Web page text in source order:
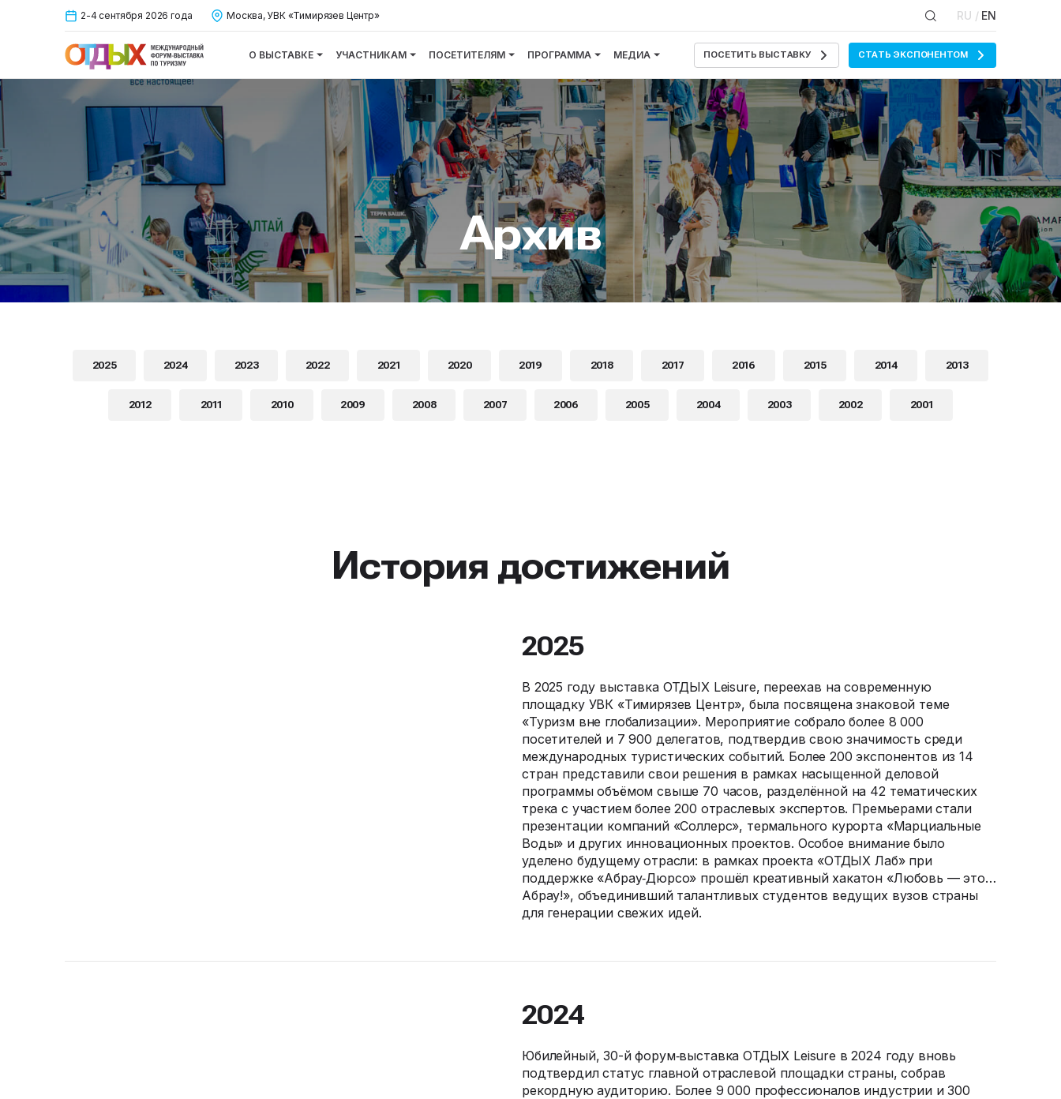
RU / EN
О ВЫСТАВКЕ УЧАСТНИКАМ ПОСЕТИТЕЛЯМ ПРОГРАММА МЕДИА
2-4 сентября 2026 года Москва, УВК «Тимирязев Центр»
ПОСЕТИТЬ ВЫСТАВКУ СТАТЬ ЭКСПОНЕНТОМ
Архив
2025 2024 2023 2022 2021 2020 2019 2018 2017 2016 2015 2014 2013
2012 2011 2010 2009 2008 2007 2006 2005 2004 2003 2002 2001
История достижений
2025
В 2025 году выставка ОТДЫХ Leisure, переехав на современную
площадку УВК «Тимирязев Центр», была посвящена знаковой теме
«Туризм вне глобализации». Мероприятие собрало более 8 000
посетителей и 7 900 делегатов, подтвердив свою значимость среди
международных туристических событий. Более 200 экспонентов из 14
стран представили свои решения в рамках насыщенной деловой
программы объёмом свыше 70 часов, разделённой на 42 тематических
трека с участием более 200 отраслевых экспертов. Премьерами стали
презентации компаний «Соллерс», термального курорта «Марциальные
Воды» и других инновационных проектов. Особое внимание было
уделено будущему отрасли: в рамках проекта «ОТДЫХ Лаб» при
поддержке «Абрау‑Дюрсо» прошёл креативный хакатон «Любовь — это…
Абрау!», объединивший талантливых студентов ведущих вузов страны
для генерации свежих идей.
2024
Юбилейный, 30-й форум‑выставка ОТДЫХ Leisure в 2024 году вновь
подтвердил статус главной отраслевой площадки страны, собрав
рекордную аудиторию. Более 9 000 профессионалов индустрии и 300